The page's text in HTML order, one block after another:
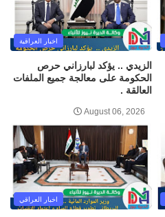
اخبار العراقية
الزيدي .. يؤكد لبارزاني حرص
الحكومة على معالجة جميع الملفات
العالقة .
August 06, 2026
اخبار العراقي